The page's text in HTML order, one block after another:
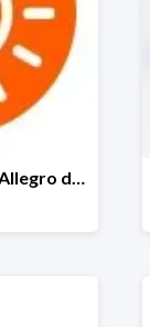
Letnie wyprzedaże na Allegro do -40%